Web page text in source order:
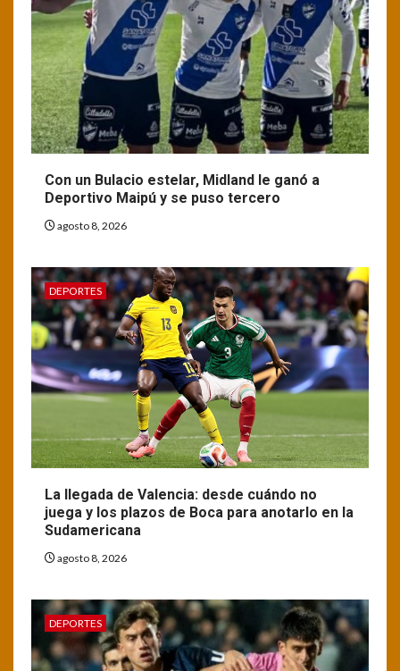
Con un Bulacio estelar, Midland le ganó a
Deportivo Maipú y se puso tercero
agosto 8, 2026
DEPORTES
La llegada de Valencia: desde cuándo no
juega y los plazos de Boca para anotarlo en la
Sudamericana
agosto 8, 2026
DEPORTES